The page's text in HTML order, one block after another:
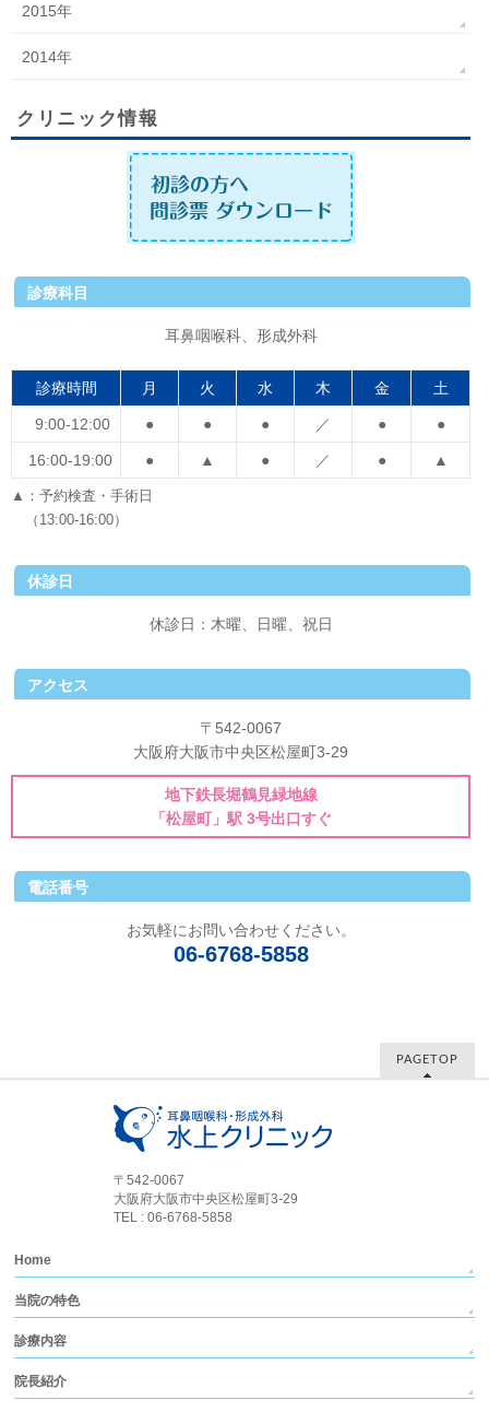
2015年
2014年
クリニック情報
診療科目
耳鼻咽喉科、形成外科
診療時間 月 火 水 木 金 土
9:00-12:00 ● ● ● ／ ● ●
16:00-19:00 ● ▲ ● ／ ● ▲
▲：予約検査・手術日
（13:00-16:00）
休診日
休診日：木曜、日曜、祝日
アクセス
〒542-0067
大阪府大阪市中央区松屋町3-29
地下鉄長堀鶴見緑地線
「松屋町」駅 3号出口すぐ
電話番号
お気軽にお問い合わせください。
06-6768-5858
PAGETOP
〒542-0067
大阪府大阪市中央区松屋町3-29
TEL : 06-6768-5858
Home
当院の特色
診療内容
院長紹介